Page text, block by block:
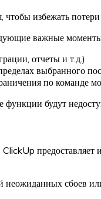
избежать
важные
отчеты и т.д.)
выбранного
по команде
функции будут
сбоев